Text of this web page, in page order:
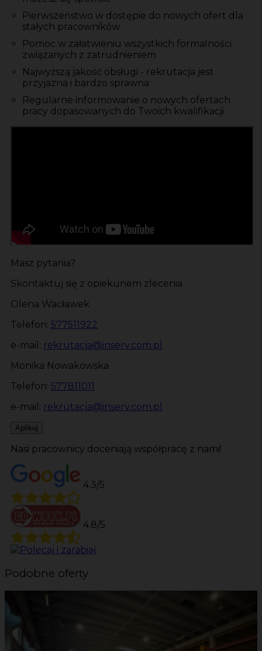
Pierwszeństwo w dostępie do nowych ofert dla
stałych pracowników
Pomoc w załatwieniu wszystkich formalności
związanych z zatrudnieniem
Najwyższą jakość obsługi - rekrutacja jest
przyjazna i bardzo sprawna
Regularne informowanie o nowych ofertach
pracy dopasowanych do Twoich kwalifikacji
Masz pytania?
Skontaktuj się z opiekunem zlecenia
Olena Wacławek
Telefon: 577511922
e-mail: rekrutacja@inserv.com.pl
Monika Nowakowska
Telefon: 577811011
e-mail: rekrutacja@inserv.com.pl
Aplikuj
Nasi pracownicy doceniają współpracę z nami!
4.3/5
4.8/5
Podobne oferty